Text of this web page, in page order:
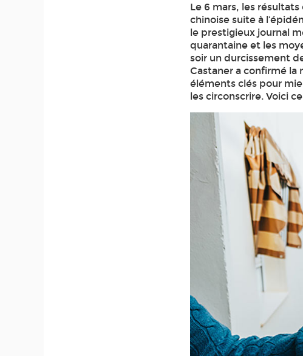
Le 6 mars, les
chinoise suite à
le prestigieux journal
quarantaine et les
soir un durcissement
Castaner a confirmé la
éléments clés pour
les circonscrire. Voici